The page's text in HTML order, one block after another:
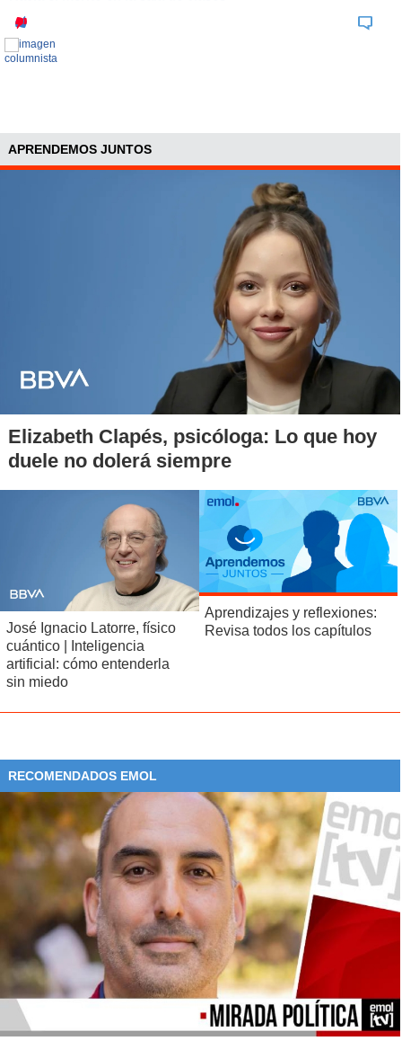
APRENDEMOS JUNTOS
Elizabeth Clapés, psicóloga: Lo que hoy
duele no dolerá siempre
José Ignacio Latorre, físico
cuántico | Inteligencia
artificial: cómo entenderla
sin miedo
Aprendizajes y reflexiones:
Revisa todos los capítulos
RECOMENDADOS EMOL